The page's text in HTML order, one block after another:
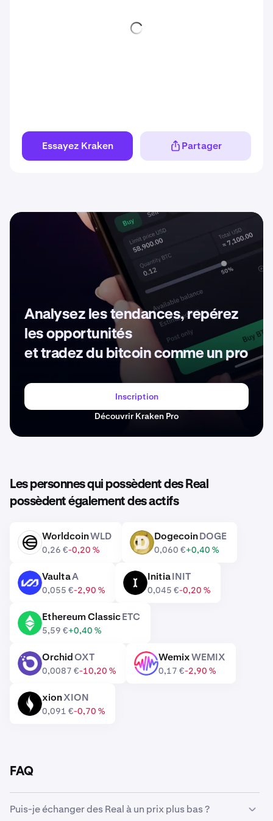
Essayez Kraken Partager
Analysez les tendances, repérez
les opportunités
et tradez du bitcoin comme un pro
Inscription
Découvrir Kraken Pro
Les personnes qui possèdent des Real
possèdent également des actifs
WLD WorldcoinWLD
0,26 €-0,20 %
DOGE DogecoinDOGE
0,060 €+0,40 %
A VaultaA
0,055 €-2,90 %
InitiaINIT
0,045 €-0,20 %
ETC Ethereum ClassicETC
5,59 €+0,40 %
OXT OrchidOXT
0,0087 €-10,20 %
WEMIX WemixWEMIX
0,17 €-2,90 %
XION xionXION
0,091 €-0,70 %
FAQ
Puis-je échanger des Real à un prix plus bas ?